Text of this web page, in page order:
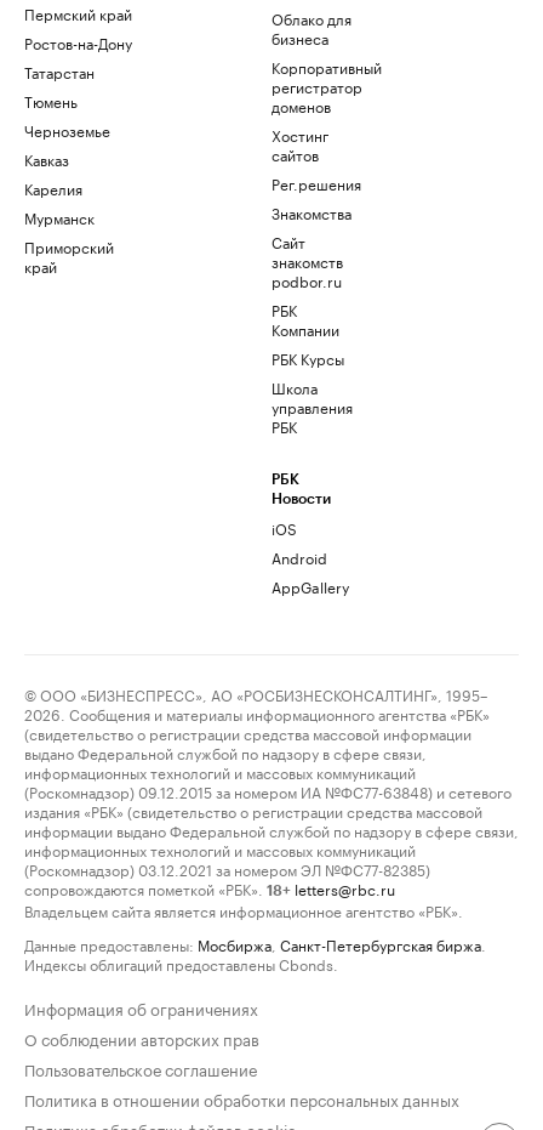
Пермский край
Ростов-на-Дону
Татарстан
Тюмень
Черноземье
Кавказ
Карелия
Мурманск
Приморский
край
Облако для
бизнеса
Корпоративный
регистратор
доменов
Хостинг
сайтов
Рег.решения
Знакомства
Сайт
знакомств
podbor.ru
РБК
Компании
РБК Курсы
Школа
управления
РБК
РБК
Новости
iOS
Android
AppGallery
© ООО «БИЗНЕСПРЕСС», АО «РОСБИЗНЕСКОНСАЛТИНГ», 1995–
2026. Сообщения и материалы информационного агентства «РБК»
(свидетельство о регистрации средства массовой информации
выдано Федеральной службой по надзору в сфере связи,
информационных технологий и массовых коммуникаций
(Роскомнадзор) 09.12.2015 за номером ИА №ФС77-63848) и сетевого
издания «РБК» (свидетельство о регистрации средства массовой
информации выдано Федеральной службой по надзору в сфере связи,
информационных технологий и массовых коммуникаций
(Роскомнадзор) 03.12.2021 за номером ЭЛ №ФС77-82385)
сопровождаются пометкой «РБК».
18+ letters@rbc.ru
Владельцем сайта является информационное агентство «РБК».
Данные предоставлены: Мосбиржа Санкт-Петербургская биржа
Индексы облигаций предоставлены Cbonds.
Информация об ограничениях
О соблюдении авторских прав
Пользовательское соглашение
Политика в отношении обработки персональных данных